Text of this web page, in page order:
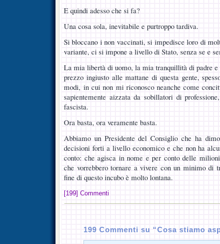
E quindi adesso che si fa?
Una cosa sola, inevitabile e purtroppo tardiva.
Si bloccano i non vaccinati, si impedisce loro di
variante, ci si impone a livello di Stato, senza se e
La mia libertà di uomo, la mia tranquillità di padre e
prezzo ingiusto alle mattane di questa gente,
modi, in cui non mi riconosco neanche come
sapientemente aizzata da sobillatori di
fascista.
Ora basta, ora veramente basta.
Abbiamo un Presidente del Consiglio che ha
decisioni forti a livello economico e che non ha
conto: che agisca in nome e per conto delle
che vorrebbero tornare a vivere con un minimo di
fine di questo incubo è molto lontana.
[199] Commenti
199 Commenti su “Cosa stiamo